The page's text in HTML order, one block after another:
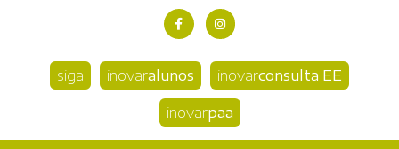
siga inovaralunos inovarconsulta EE
inovarpaa